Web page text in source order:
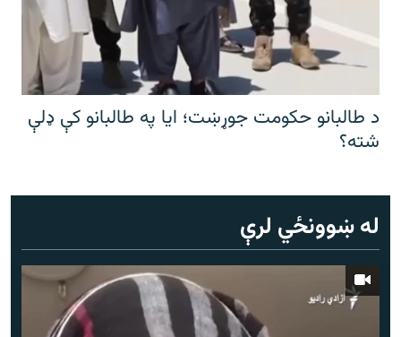
د طالبانو حکومت جوړښت؛ ایا په طالبانو کې ډلې
شته؟
له ښوونځي لرې